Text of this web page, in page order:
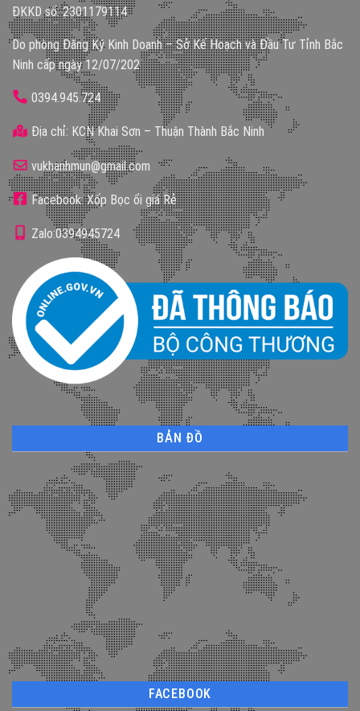
ĐKKD số: 2301179114
Do phòng Đăng Ký Kinh Doanh – Sở Kế Hoạch và Đầu Tư Tỉnh Bắc
Ninh cấp ngày 12/07/202
0394.945.724
Địa chỉ: KCN Khai Sơn – Thuận Thành Bắc Ninh
vukhanhmun@gmail.com
Facebook: Xốp Bọc ổi giá Rẻ
Zalo:0394945724
BẢN ĐỒ
FACEBOOK